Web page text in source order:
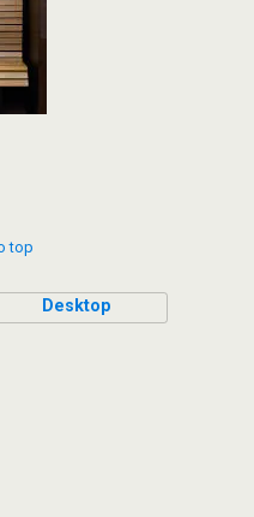
top
Desktop